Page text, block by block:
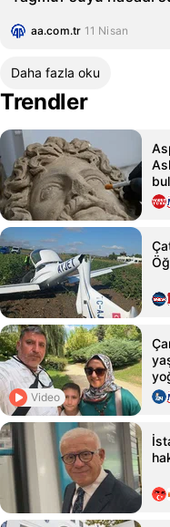
aa.com.tr 11 Nisan
Daha fazla oku
Trendler
Video